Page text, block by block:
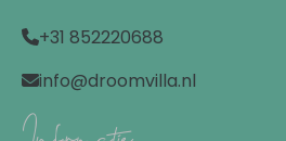
Ensuite badkamer
Slaapkamer
+31 852220688
info@droomvilla.nl